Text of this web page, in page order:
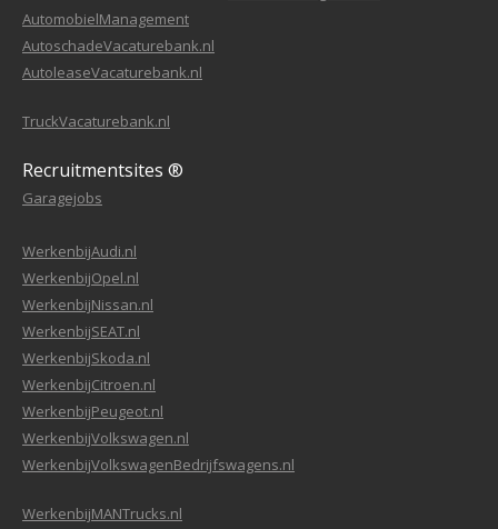
AutomobielManagement
AutoschadeVacaturebank.nl
AutoleaseVacaturebank.nl
TruckVacaturebank.nl
Recruitmentsites ®
Garagejobs
WerkenbijAudi.nl
WerkenbijOpel.nl
WerkenbijNissan.nl
WerkenbijSEAT.nl
WerkenbijSkoda.nl
WerkenbijCitroen.nl
WerkenbijPeugeot.nl
WerkenbijVolkswagen.nl
WerkenbijVolkswagenBedrijfswagens.nl
WerkenbijMANTrucks.nl